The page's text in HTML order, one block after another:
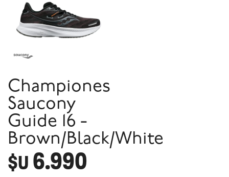
Championes
Saucony
Guide 16 -
Brown/Black/White
$U 6.990